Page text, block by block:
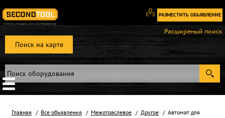
РАЗМЕСТИТЬ ОБЬЯВЛЕНИЕ
Вход
Регистрация
Поиск на карте
Расширеный поиск
Главная Все объявления Межотраслевое Другое
Автомат для